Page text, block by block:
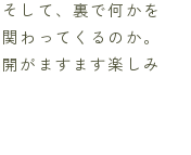
して、裏で何かを
わってくるのか。
がますます楽しみ